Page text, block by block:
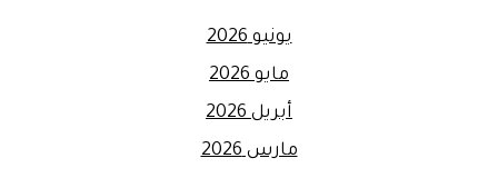
يونيو 2026
مايو 2026
أبريل 2026
مارس 2026